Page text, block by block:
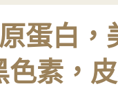
蛋白
色素，